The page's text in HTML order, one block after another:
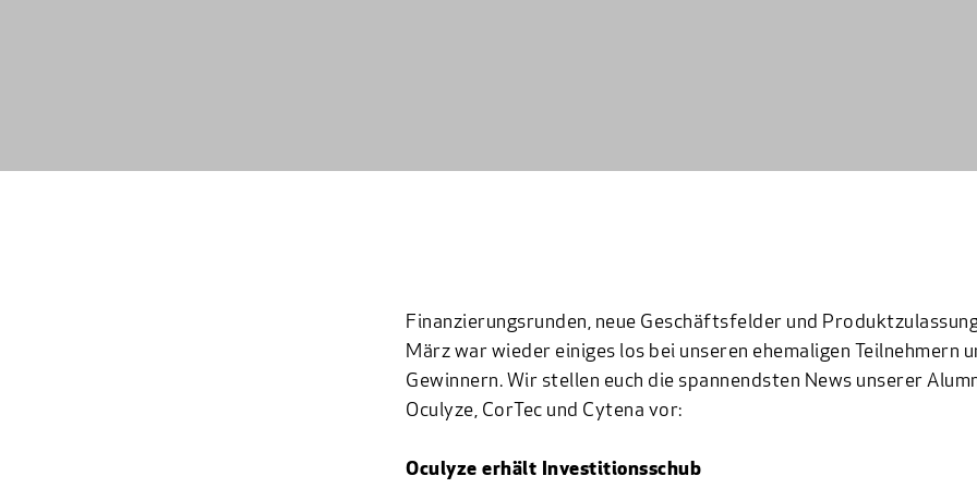
Finanzierungsrunden, neue Geschäftsfelder und
März war wieder einiges los bei unseren ehemaligen Teilnehmern
Gewinnern. Wir stellen euch die spannendsten News unserer
Oculyze, CorTec und Cytena vor:
Oculyze erhält Investitionsschub